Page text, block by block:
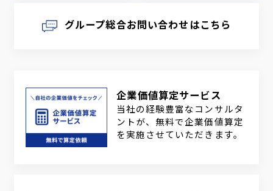
グループ総合お問い合わせはこちら
企業価値算定サービス
当社の経験豊富なコンサルタ
ントが、無料で企業価値算定
を実施させていただきます。